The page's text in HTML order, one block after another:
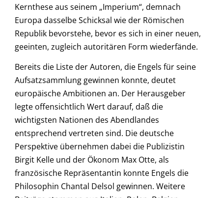
Kernthese aus seinem „Imperium“, demnach
Europa dasselbe Schicksal wie der Römischen
Republik bevorstehe, bevor es sich in einer neuen,
geeinten, zugleich autoritären Form wiederfände.
Bereits die Liste der Autoren, die Engels für seine
Aufsatzsammlung gewinnen konnte, deutet
europäische Ambitionen an. Der Herausgeber
legte offensichtlich Wert darauf, daß die
wichtigsten Nationen des Abendlandes
entsprechend vertreten sind. Die deutsche
Perspektive übernehmen dabei die Publizistin
Birgit Kelle und der Ökonom Max Otte, als
französische Repräsentantin konnte Engels die
Philosophin Chantal Delsol gewinnen. Weitere